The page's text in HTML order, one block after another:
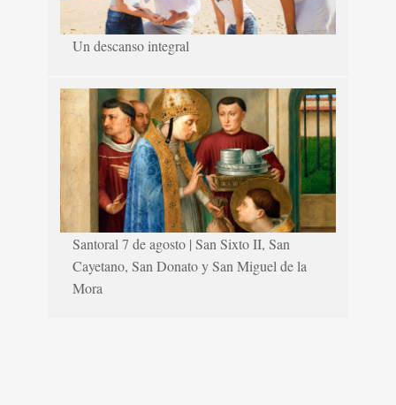
Un descanso integral
Santoral 7 de agosto | San Sixto II, San
Cayetano, San Donato y San Miguel de la
Mora